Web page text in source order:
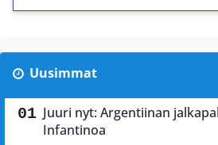
Uusimmat
Juuri nyt: Argentiinan
Infantinoa